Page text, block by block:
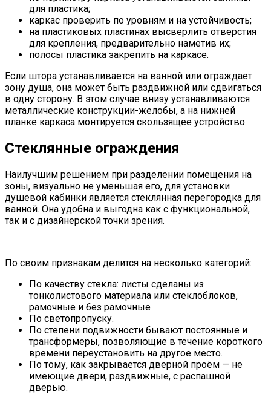
для пластика;
каркас проверить по уровням и на устойчивость;
на пластиковых пластинах высверлить отверстия
для крепления, предварительно наметив их;
полосы пластика закрепить на каркасе.
Если штора устанавливается на ванной или ограждает
зону душа, она может быть раздвижной или сдвигаться
в одну сторону. В этом случае внизу устанавливаются
металлические конструкции-желобы, а на нижней
планке каркаса монтируется скользящее устройство.
Стеклянные ограждения
Наилучшим решением при разделении помещения на
зоны, визуально не уменьшая его, для установки
душевой кабинки является стеклянная перегородка для
ванной. Она удобна и выгодна как с функциональной,
так и с дизайнерской точки зрения.
По своим признакам делится на несколько категорий:
По качеству стекла: листы сделаны из
тонколистового материала или стеклоблоков,
рамочные и без рамочные
По светопропуску.
По степени подвижности бывают постоянные и
трансформеры, позволяющие в течение короткого
времени переустановить на другое место.
По тому, как закрывается дверной проём — не
имеющие двери, раздвижные, с распашной
дверью.